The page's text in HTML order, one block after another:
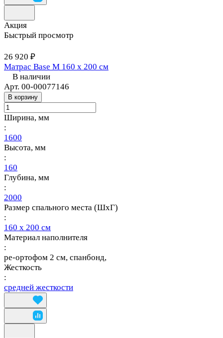
Акция
Быстрый просмотр
26 920 ₽
Матрас Base М 160 х 200 см
В наличии
Арт. 00-00077146
В корзину
Ширина, мм
:
1600
Высота, мм
:
160
Глубина, мм
:
2000
Размер спального места (ШхГ)
:
160 х 200 см
Материал наполнителя
:
ре-ортофом 2 см, спанбонд,
Жесткость
:
средней жесткости